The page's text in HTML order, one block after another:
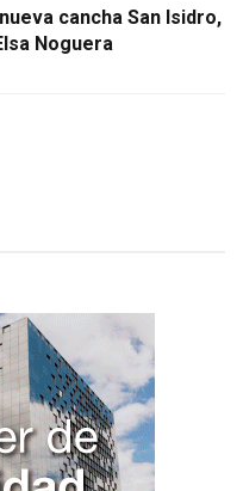
cancha San Isidro,
Noguera